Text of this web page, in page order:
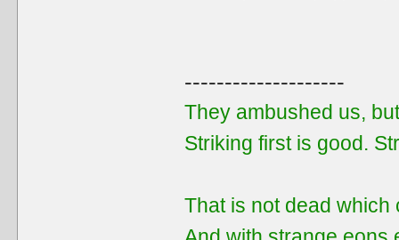
--------------------
They ambushed us,
Striking first is good.
That is not dead which